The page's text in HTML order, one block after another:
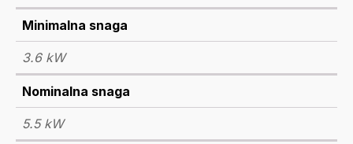
Minimalna snaga
3.6 kW
Nominalna snaga
5.5 kW